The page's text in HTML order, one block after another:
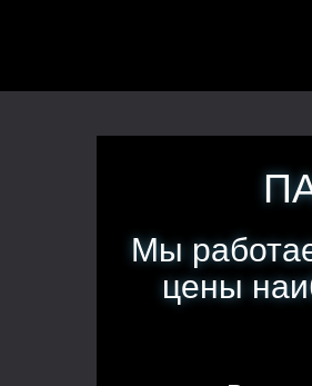
Мы
цены